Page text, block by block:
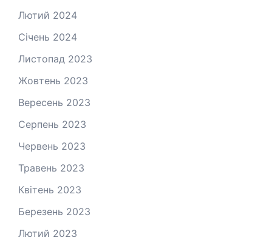
Лютий 2024
Січень 2024
Листопад 2023
Жовтень 2023
Вересень 2023
Серпень 2023
Червень 2023
Травень 2023
Квітень 2023
Березень 2023
Лютий 2023